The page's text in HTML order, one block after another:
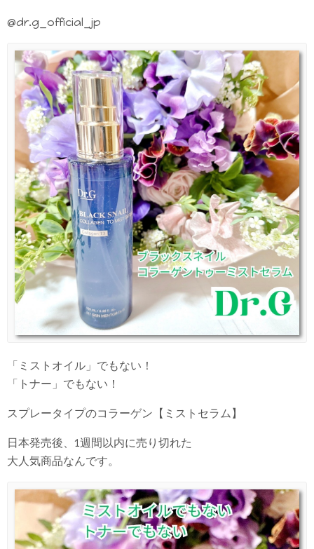
@dr.g_official_jp
「ミストオイル」でもない！
「トナー」でもない！
スプレータイプのコラーゲン【ミストセラム】
日本発売後、1週間以内に売り切れた
大人気商品なんです。